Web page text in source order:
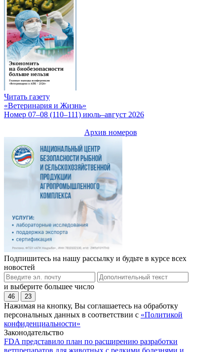
Читать газету
«Ветеринария и Жизнь»
Номер 07–08 (110–111) июль–август 2026
Архив номеров
Подпишитесь на нашу рассылку и будьте в курсе всех
новостей
и выберите большее число
46 23
Нажимая на кнопку, Вы соглашаетесь на обработку
персональных данных в соответствии с «Политикой
конфиденциальности»
Законодательство
FDA представило план по расширению разработки
ветпрепаратов для животных с редкими болезнями и